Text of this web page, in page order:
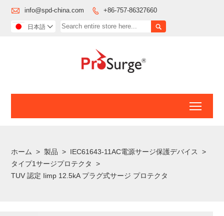
 info@spd-china.com  +86-757-86327660

日本語 
ホーム > 製品 > IEC61643-11AC電源サージ保護デバイス
>
タイプ1サージプロテクタ
>
TUV 認定 Iimp 12.5kA プラグ式サージ プロテクタ